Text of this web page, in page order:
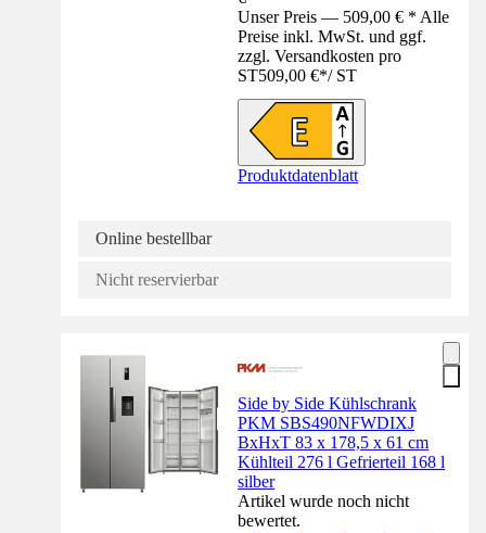
Unser Preis — 509,00 € * Alle
Preise inkl. MwSt. und ggf.
zzgl. Versandkosten pro
ST509,00 €*/ ST
Produktdatenblatt
Online bestellbar
Nicht reservierbar
Side by Side Kühlschrank
PKM SBS490NFWDIXJ
BxHxT 83 x 178,5 x 61 cm
Kühlteil 276 l Gefrierteil 168 l
silber
Artikel wurde noch nicht
bewertet.